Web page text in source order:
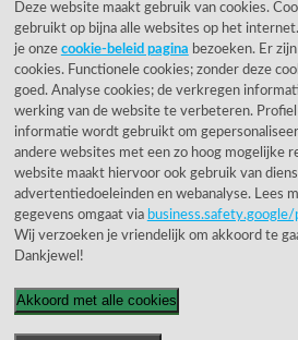
0031 78 615 44 15
helpdesk@rietveldlicht.nl
Facebook InstagramPinterest
Klantwaardering
"Zeer goed" - eKomi.be
Cijfer: 9.4 (3230 recensies)
Deze website maakt gebruik van cookies.
gebruikt op bijna alle websites op het
je onze cookie-beleid pagina bezoeken. Er
cookies. Functionele cookies; zonder deze
goed. Analyse cookies; de verkregen
werking van de website te verbeteren.
informatie wordt gebruikt om
andere websites met een zo hoog mogelijke
website maakt hiervoor ook gebruik van
advertentiedoeleinden en webanalyse. Lees
gegevens omgaat via business.safety.google/
Wij verzoeken je vriendelijk om akkoord te
Dankjewel!
Akkoord met alle cookies